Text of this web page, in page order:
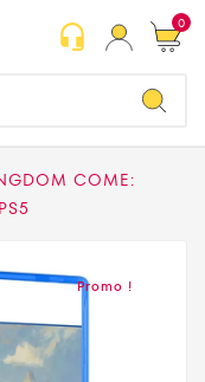
headset_mic 0
COME:
Promo !